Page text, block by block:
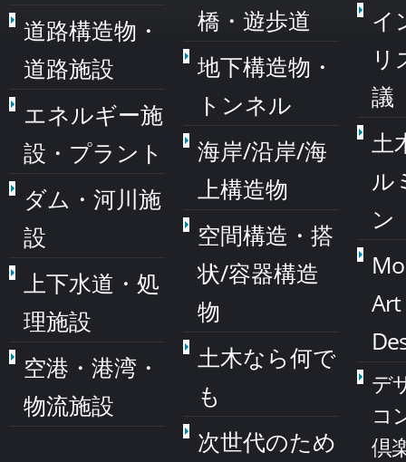
道路構造物・
道路施設
エネルギー施
設・プラント
ダム・河川施
設
上下水道・処
理施設
空港・港湾・
物流施設
橋・遊歩道
地下構造物・
トンネル
海岸/沿岸/海
上構造物
空間構造・搭
状/容器構造
物
土木なら何で
も
次世代のため
イ
リ
議
土
ル
ン
デ
コ
倶